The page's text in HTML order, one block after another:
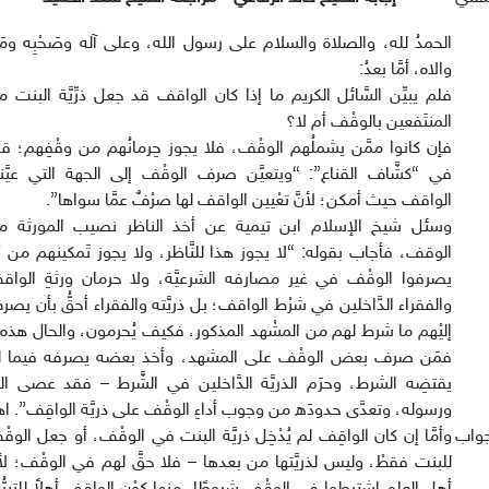
الحمدُ لله، والصلاة والسلام على رسول الله، وعلى آله وصَحْبِه
والاه، أمَّا بعدُ:
فلم يبيِّن السَّائل الكريم ما إذا كان الواقف قد جعل ذرِّيَّة البنت
المنتَفعين بالوقْف أم لا؟
فإن كانوا ممَّن يشملُهم الوقْف، فلا يجوز حِرمانُهم من وقْفِهم؛
في “كشَّاف القناع”: “ويتعيَّن صرف الوقْف إلى الجهة التي
الواقف حيث أمكن؛ لأنَّ تعْيين الواقف لها صرْفٌ عمَّا سواها”.
وسئل شيخ الإسلام ابن تيمية عن أخذ الناظر نصيب المورثة
الوقف، فأجاب بقوله: “لا يجوز هذا للنَّاظر، ولا يجوز تَمكينهم من
يصرفوا الوقْف في غير مصارفه الشرعيَّة، ولا حرمان ورثةِ
والفقراء الدَّاخلين في شرْط الواقف؛ بل ذريَّته والفقراء أحقُّ بأن
إليْهم ما شرط لهم من المشْهد المذكور، فكيف يُحرمون، والحال
فمَن صرف بعض الوقْف على المشهد، وأخذ بعضه يصرفه فيما
يقتضِه الشرط، وحرَم الذريَّة الدَّاخلين في الشَّرط – فقد عصى
ورسوله، وتعدَّى حدودَه من وجوب أداءِ الوقْف على ذريَّة الواقِف”.
وأمَّا إن كان الواقِف لم يُدْخِل ذريَّة البنت في الوقْف، أو جعل
للبنت فقطْ، وليس لذريَّتها من بعدها – فلا حقَّ لهم في الوقْف؛